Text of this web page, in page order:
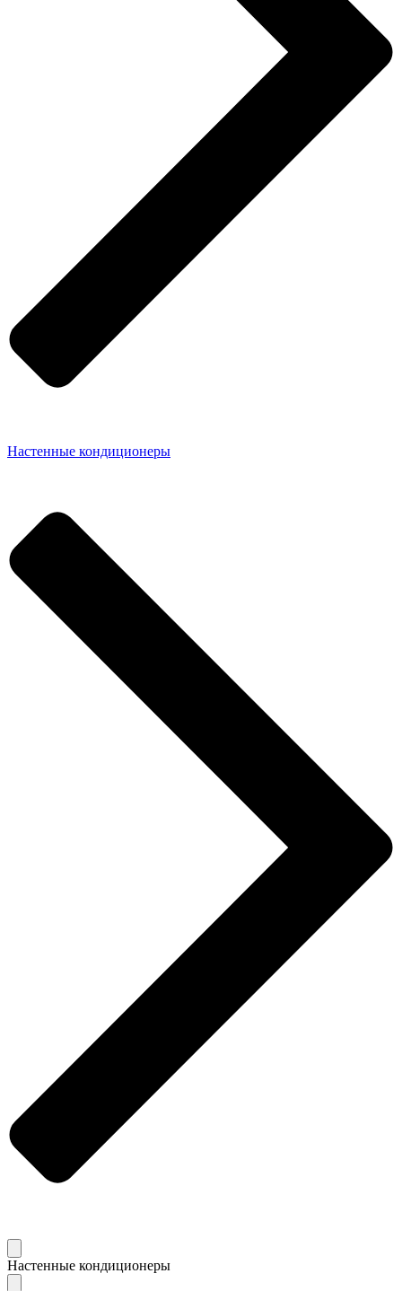
Настенные кондиционеры
Настенные кондиционеры